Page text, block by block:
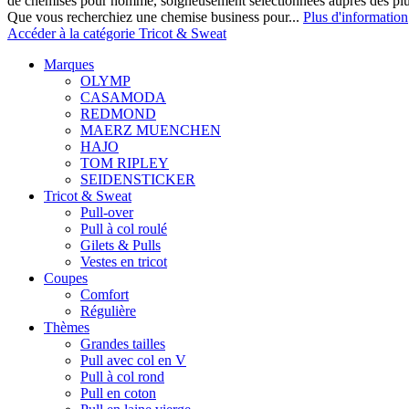
Que vous recherchiez une chemise business pour... Plus d'information
Accéder à la catégorie Tricot & Sweat
Marques
OLYMP
CASAMODA
REDMOND
MAERZ MUENCHEN
HAJO
TOM RIPLEY
SEIDENSTICKER
Tricot & Sweat
Pull-over
Pull à col roulé
Gilets & Pulls
Vestes en tricot
Coupes
Comfort
Régulière
Thèmes
Grandes tailles
Pull avec col en V
Pull à col rond
Pull en coton